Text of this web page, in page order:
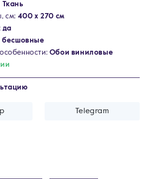
Ткань
см: 400 х 270 см
да
бесшовные
Обои виниловые
Telegram